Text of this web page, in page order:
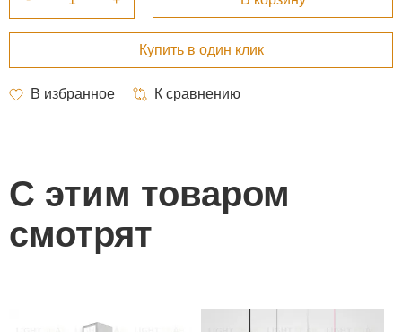
С этим товаром
смотрят